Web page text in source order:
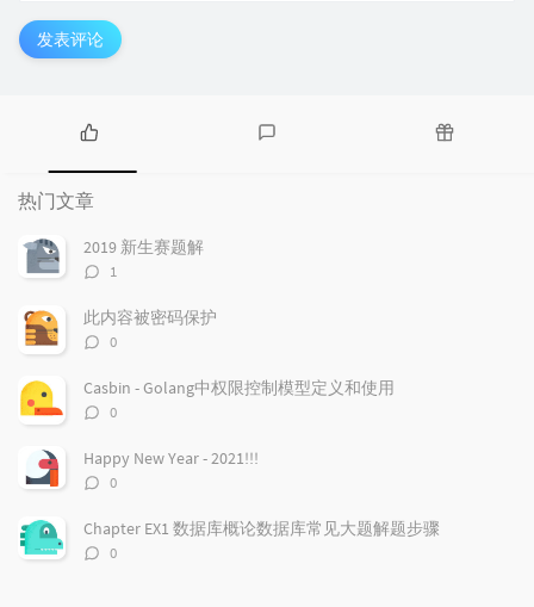
发表评论
热
门
文
章
热门文章
2019 新生赛题解
评
数：
1
此内容被密码保护
评
数：
0
Casbin - Golang中权限控制模型定义和使用
评
数：
0
Happy New Year - 2021!!!
评
数：
0
Chapter EX1 数据库概论数据库常见大题解题步骤
评
0